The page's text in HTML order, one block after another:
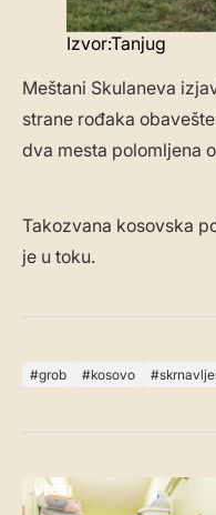
Izvor:Tanjug
Meštani Skulaneva
strane rođaka
dva mesta polomljena
Takozvana kosovska
je u toku.
grob kosovo
VESTI